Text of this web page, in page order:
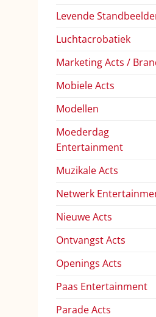
Levende
Luchtacrobatiek
Marketing Acts /
Mobiele Acts
Modellen
Moederdag
Entertainment
Muzikale Acts
Netwerk
Nieuwe Acts
Ontvangst Acts
Openings Acts
Paas Entertainment
Parade Acts